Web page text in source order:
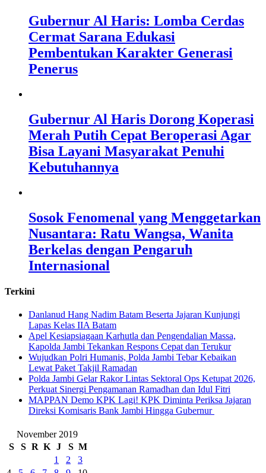
Gubernur Al Haris: Lomba Cerdas
Cermat Sarana Edukasi
Pembentukan Karakter Generasi
Penerus
Gubernur Al Haris Dorong Koperasi
Merah Putih Cepat Beroperasi Agar
Bisa Layani Masyarakat Penuhi
Kebutuhannya
Sosok Fenomenal yang Menggetarkan
Nusantara: Ratu Wangsa, Wanita
Berkelas dengan Pengaruh
Internasional
Terkini
Danlanud Hang Nadim Batam Beserta Jajaran Kunjungi
Lapas Kelas IIA Batam
Apel Kesiapsiagaan Karhutla dan Pengendalian Massa,
Kapolda Jambi Tekankan Respons Cepat dan Terukur
Wujudkan Polri Humanis, Polda Jambi Tebar Kebaikan
Lewat Paket Takjil Ramadan
Polda Jambi Gelar Rakor Lintas Sektoral Ops Ketupat 2026,
Perkuat Sinergi Pengamanan Ramadhan dan Idul Fitri
‎MAPPAN Demo KPK Lagi! KPK Diminta Periksa Jajaran
Direksi Komisaris Bank Jambi Hingga Gubernur ‎
November 2019
S
S R K J S M
1
2
3